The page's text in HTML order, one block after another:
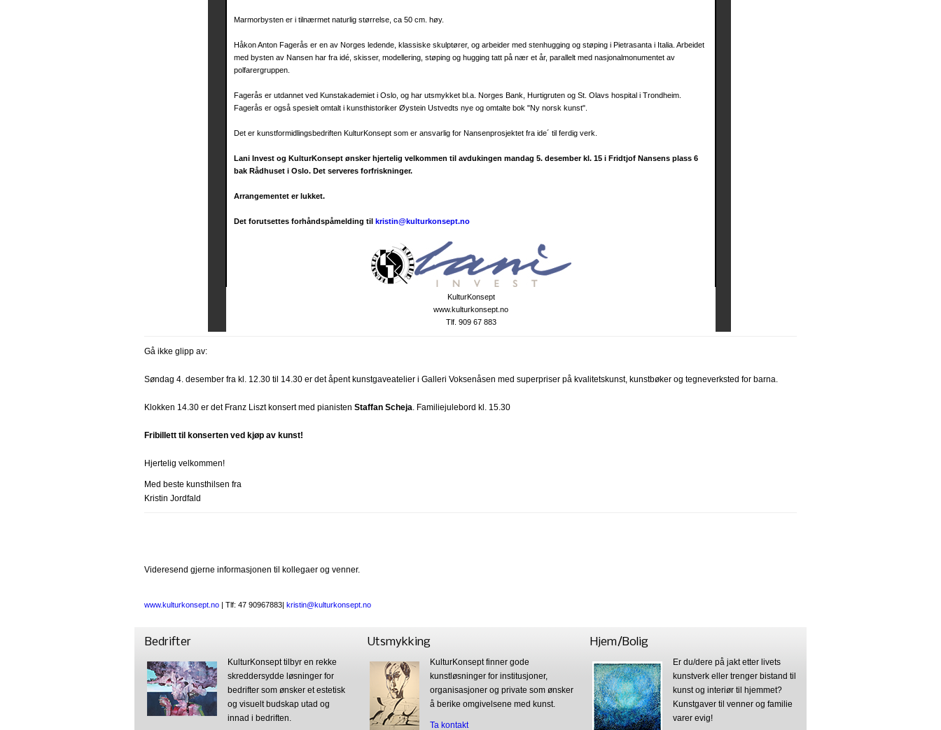
Marmorbysten er i tilnærmet naturlig størrelse, ca 50 cm. høy.
Håkon Anton Fagerås er en av Norges ledende, klassiske skulptører, og arbeider med stenhugging og støping i Pietrasanta i Italia. Arbeidet
med bysten av Nansen har fra idé, skisser, modellering, støping og hugging tatt på nær et år, parallelt med nasjonalmonumentet av
polfarergruppen.
Fagerås er utdannet ved Kunstakademiet i Oslo, og har utsmykket bl.a. Norges Bank, Hurtigruten og St. Olavs hospital i Trondheim.
Fagerås er også spesielt omtalt i kunsthistoriker Øystein Ustvedts nye og omtalte bok "Ny norsk kunst".
Det er kunstformidlingsbedriften KulturKonsept som er ansvarlig for Nansenprosjektet fra ide´ til ferdig verk.
Lani Invest og KulturKonsept ønsker hjertelig velkommen til avdukingen mandag 5. desember kl. 15 i Fridtjof Nansens plass 6
bak Rådhuset i Oslo. Det serveres forfriskninger.
Arrangementet er lukket.
Det forutsettes forhåndspåmelding til kristin@kulturkonsept.no
KulturKonsept
www.kulturkonsept.no
Tlf. 909 67 883
Gå ikke glipp av:
Søndag 4. desember fra kl. 12.30 til 14.30 er det åpent kunstgaveatelier i Galleri Voksenåsen med superpriser på kvalitetskunst, kunstbøker og tegneverksted for barna.
Klokken 14.30 er det Franz Liszt konsert med pianistenStaffan Scheja. Familiejulebord kl. 15.30
Fribillett til konserten ved kjøp av kunst!
Hjertelig velkommen!
Med beste kunsthilsen fra
Kristin Jordfald
Videresend gjerne informasjonen til kollegaer og venner.
www.kulturkonsept.no | Tlf: 47 90967883| kristin@kulturkonsept.no
Bedrifter
KulturKonsept tilbyr en rekke
skreddersydde løsninger for
bedrifter som ønsker et estetisk
og visuelt budskap utad og
innad i bedriften.
Utsmykking
KulturKonsept finner gode
kunstløsninger for institusjoner,
organisasjoner og private som ønsker
å berike omgivelsene med kunst.
Ta kontakt
Hjem/Bolig
Er du/dere på jakt etter livets
kunstverk eller trenger bistand til
kunst og interiør til hjemmet?
Kunstgaver til venner og familie
varer evig!